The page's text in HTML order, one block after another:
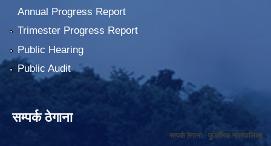
Annual Progress Report
Trimester Progress Report
Public Hearing
Public Audit
सम्पर्क ठेगाना
सम्पर्क ठेगाना : फुङलिङ नगरपालिका